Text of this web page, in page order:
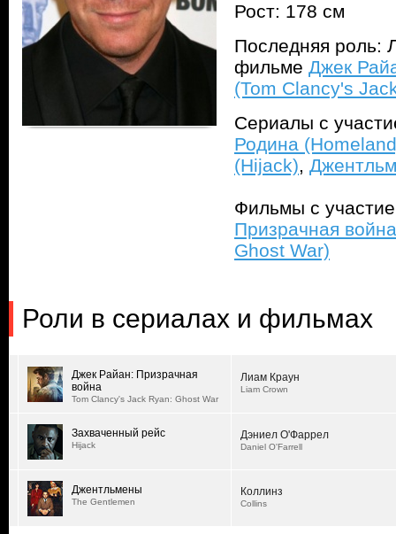
Рост: 178 см
Последняя роль:
фильме Джек
(Tom Clancy's
Сериалы с
Родина
(Hijack),
Фильмы с
Призрачная
Ghost War)
Роли в сериалах и фильмах
Джек Райан: Призрачная
война
Tom Clancy's Jack Ryan: Ghost War
Лиам Краун
Liam Crown
Захваченный рейс
Hijack
Дэниел О'Фаррел
Daniel O'Farrell
Джентльмены
The Gentlemen
Коллинз
Collins